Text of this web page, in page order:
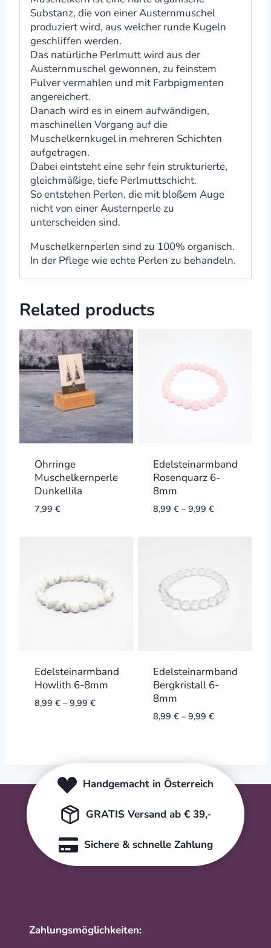
Substanz, die von einer Austernmuschel
produziert wird, aus welcher runde Kugeln
geschliffen werden.
Das natürliche Perlmutt wird aus der
Austernmuschel gewonnen, zu feinstem
Pulver vermahlen und mit Farbpigmenten
angereichert.
Danach wird es in einem aufwändigen,
maschinellen Vorgang auf die
Muschelkernkugel in mehreren Schichten
aufgetragen.
Dabei eintsteht eine sehr fein strukturierte,
gleichmäßige, tiefe Perlmuttschicht.
So entstehen Perlen, die mit bloßem Auge
nicht von einer Austernperle zu
unterscheiden sind.
Muschelkernperlen sind zu 100% organisch.
In der Pflege wie echte Perlen zu behandeln.
Related products
Ohrringe
Muschelkernperle
Dunkellila
7,99 €
Edelsteinarmband
Rosenquarz 6-
8mm
8,99 €–9,99 €
Edelsteinarmband
Howlith 6-8mm
8,99 €–9,99 €
Edelsteinarmband
Bergkristall 6-
8mm
8,99 €–9,99 €
Handgemacht in Österreich
GRATIS Versand ab € 39,-
Sichere & schnelle Zahlung
Zahlungsmöglichkeiten: